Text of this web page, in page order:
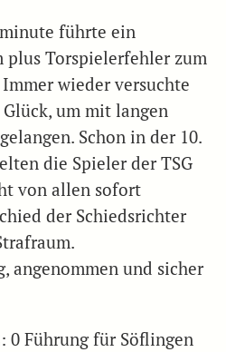
führte ein
plus Torspielerfehler zum
wieder versuchte
um mit langen
Schon in der 10.
die Spieler der TSG
von allen sofort
der Schiedsrichter
angenommen und sicher
0 Führung für Söflingen